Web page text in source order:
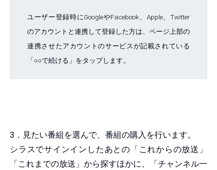
ユーザー登録時にGoogleやFacebook、Apple、Twitter
のアカウントと連携して登録した方は、ページ上部の
連携させたアカウントのサービスが記載されている
「○○で続ける」をタップします。
3．見たい番組を選んで、番組の購入を行います。
シラスでサインインしたあとの「これからの放送」
「これまでの放送」から探すほかに、「チャンネル一